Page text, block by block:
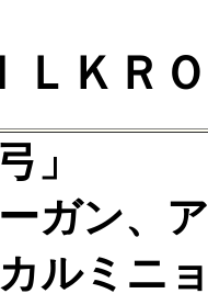
ＬＫＲ
」
ガン、
ルミニ